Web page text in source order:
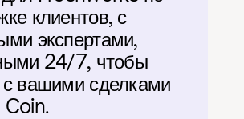
клиентов, с
экспертами,
24/7, чтобы
вашими сделками
Coin.